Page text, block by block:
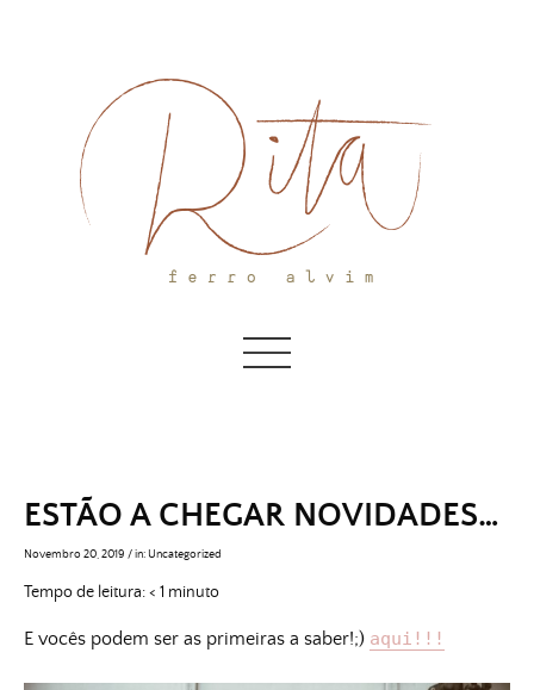
ESTÃO A CHEGAR NOVIDADES…
Novembro 20, 2019 /in: Uncategorized
Tempo de leitura:< 1 minuto
E vocês podem ser as primeiras a saber!;) aqui!!!